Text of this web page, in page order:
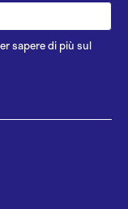
sapere di più sul